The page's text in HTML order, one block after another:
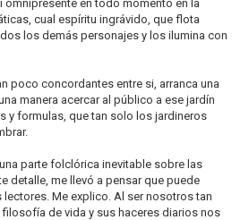
omnipresente en todo momento en la
cual espíritu ingrávido, que flota
los demás personajes y los ilumina con
poco concordantes entre si, arranca una
manera acercar al público a ese jardín
y formulas, que tan solo los jardineros
parte folclórica inevitable sobre las
detalle, me llevó a pensar que puede
lectores. Me explico. Al ser nosotros tan
de vida y sus haceres diarios nos